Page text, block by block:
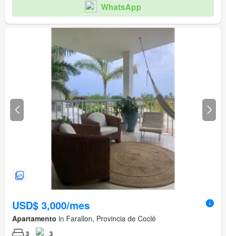
WhatsApp
USD$ 3,000/mes
Apartamento in Farallon, Provincia de Coclé
3 3